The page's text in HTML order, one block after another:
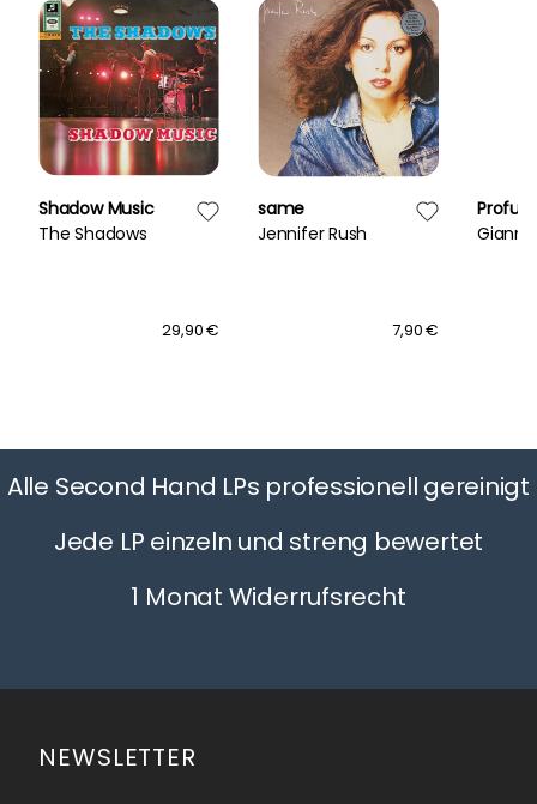
Shadow Music
The Shadows
29,90 €
same
Jennifer Rush
7,90 €
Alle Second Hand LPs professionell gereinigt
Jede LP einzeln und streng bewertet
1 Monat Widerrufsrecht
NEWSLETTER